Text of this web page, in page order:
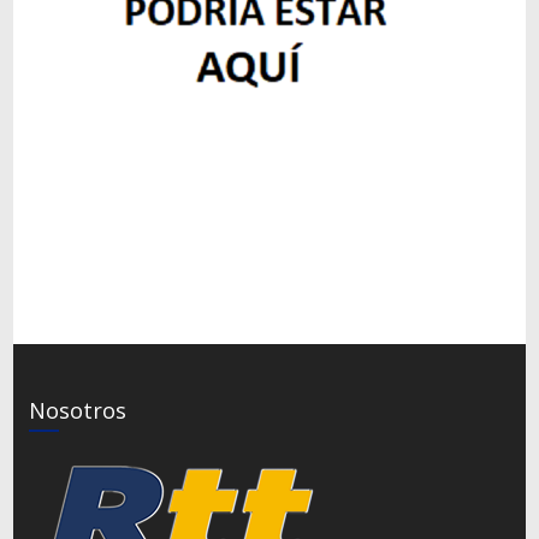
Nosotros